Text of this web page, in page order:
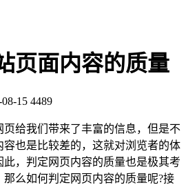
页面内容的质量
08-15 4489
给我们带来了丰富的信息，但是不
也是比较差的，这就对浏览者的体
，判定网页内容的质量也是极其考
么如何判定网页内容的质量呢?接